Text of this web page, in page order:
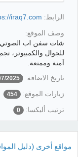
الرابط: iraq7.com/
وصف الموقع:
شات سفن اب الصوتي
للجوال والكمبيوتر،
آمنة وممتعة.
تاريخ الاضافة:
2025
زيارات الموقع: 454
ترتيب أليكسا: 0
مواقع أخرى (دليل